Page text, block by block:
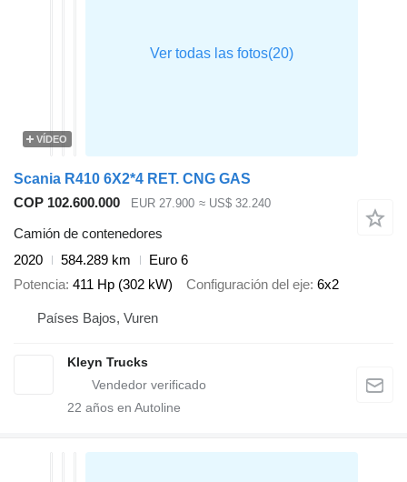
VÍDEO
Scania R410 6X2*4 RET. CNG GAS
COP 102.600.000
EUR 27.900 ≈ US$ 32.240
Camión de contenedores
2020
584.289 km
Euro 6
Potencia 411 Hp (302 kW) Configuración del eje 6x2
Países Bajos, Vuren
Kleyn Trucks
22 años en Autoline